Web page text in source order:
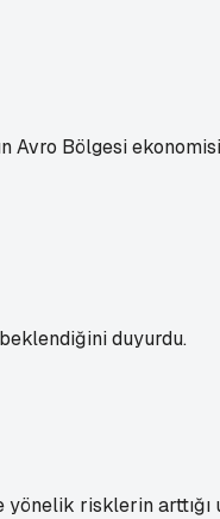
Bölgesi
duyurdu.
risklerin arttığı